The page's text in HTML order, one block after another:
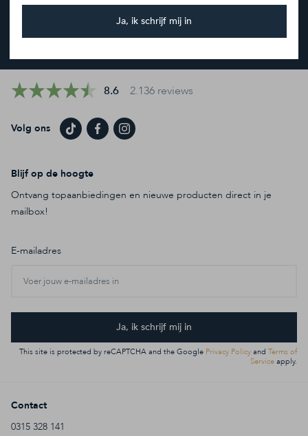
Ja, ik schrijf mij in
Bestellen & bezorgen
8.6 2.136 reviews
Volg ons
Blijf op de hoogte
Ontvang topaanbiedingen en nieuwe producten direct in je
mailbox!
E-mailadres
Ja, ik schrijf mij in
This site is protected by reCAPTCHA and the Google Privacy Policy and Terms of
Service apply.
Contact
0315 328 141